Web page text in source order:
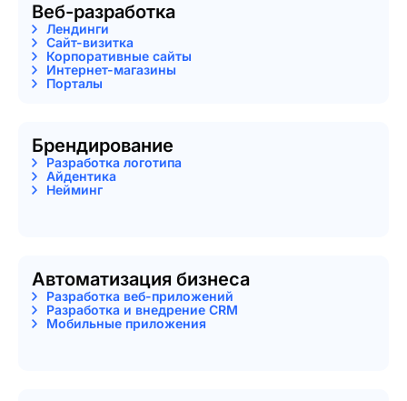
Веб-разработка
Лендинги
Сайт-визитка
Корпоративные сайты
Интернет-магазины
Порталы
Брендирование
Разработка логотипа
Айдентика
Нейминг
Автоматизация бизнеса
Разработка веб-приложений
Разработка и внедрение CRM
Мобильные приложения